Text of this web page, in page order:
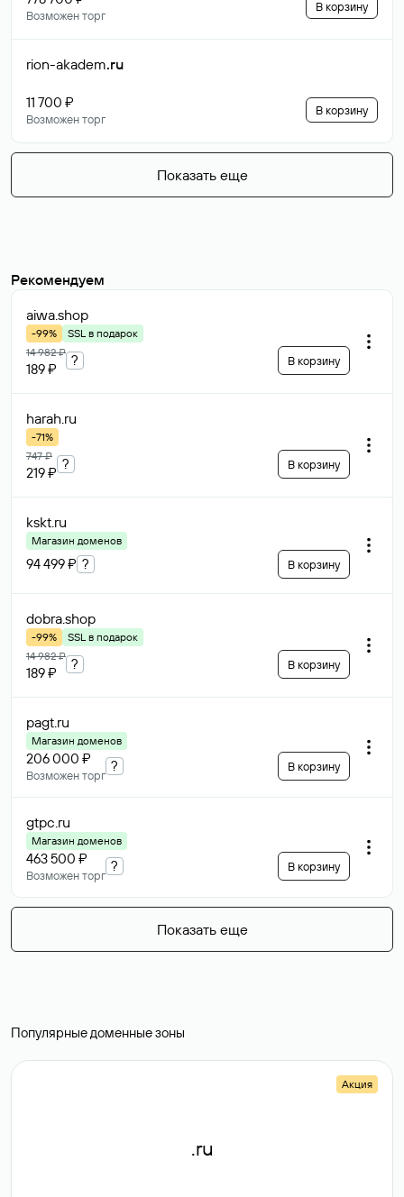
Возможен торг
В корзину
rion-akadem.ru
11 700 ₽
Возможен торг
В корзину
Показать еще
Рекомендуем
aiwa.shop
-99%
SSL в подарок
14 982 ₽
189 ₽
? В корзину
harah.ru
-71%
747 ₽
219 ₽
? В корзину
kskt.ru
Магазин доменов
94 499 ₽ ? В корзину
dobra.shop
-99%
SSL в подарок
14 982 ₽
189 ₽
? В корзину
pagt.ru
Магазин доменов
206 000 ₽
Возможен торг
? В корзину
gtpc.ru
Магазин доменов
463 500 ₽
Возможен торг
? В корзину
Показать еще
Популярные доменные зоны
Акция
.ru